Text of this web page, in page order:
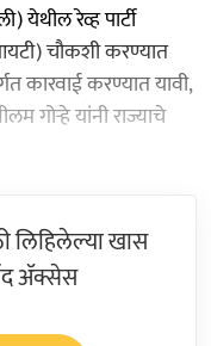
येथील रेव्ह पार्टी
चौकशी करण्यात
कारवाई करण्यात यावी,
गोऱ्हे यांनी राज्याचे
लिहिलेल्या खास
ॲक्सेस